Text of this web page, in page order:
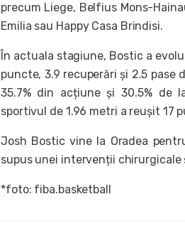
precum Liege, Belfius Mons-
Emilia sau Happy Casa Brindisi.
În actuala stagiune, Bostic a
puncte, 3.9 recuperări și 2.5 pase
35.7% din acțiune și 30.5% de
sportivul de 1.96 metri a reușit 17
Josh Bostic vine la Oradea
supus unei intervenții chirurgicale
*foto: fiba.basketball